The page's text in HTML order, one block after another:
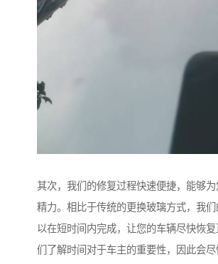
其次，我们的修复过程快速便捷，能够为
精力。相比于传统的更换玻璃方式，我们
以在短时间内完成，让您的车辆尽快恢
们了解时间对于车主的重要性，因此会